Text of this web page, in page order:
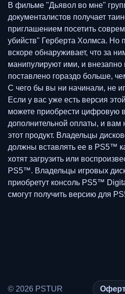
В фильме "Дьявол во мне"
документалистов получает
приглашением посетить
убийств" Герберта Холмса. Но
вскоре обнаруживает, что за
манипулируют ими, и внезапно
поставлено гораздо больше,
С чего бы вы ни начинали, не
Если у вас уже есть версия
можете приобрести цифровую
дополнительной оплаты, и вам
этот продукт. Владельцы
должны вставлять ее в PS5™
хотят загрузить или
PS5™. Владельцы игровых
приобретут консоль PS5™
смогут получить версию для
© 2026 PSTUR